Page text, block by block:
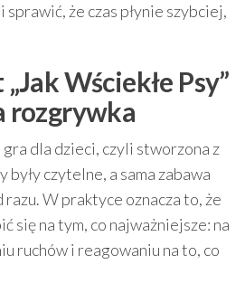
że czas płynie szybciej,
Wściekłe Psy”
rozgrywka
gra dla dzieci, czyli stworzona z
były czytelne, a sama zabawa
razu. W praktyce oznacza to, że
się na tym, co najważniejsze: na
ruchów i reagowaniu na to, co